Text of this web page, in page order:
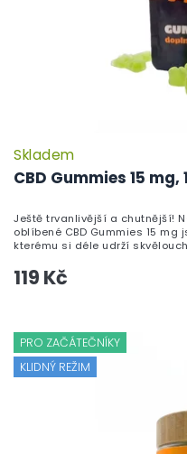
CBD Gummies 15
Skladem
119 Kč
Ještě trvanlivější a chutnější!
oblíbené CBD Gummies 15
kterému si déle udrží
PRO ZAČÁTEČNÍKY
KLIDNÝ REŽIM